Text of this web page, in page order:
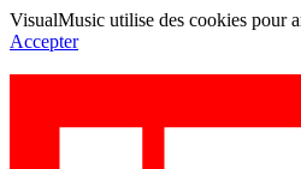
VisualMusic utilise des cookies pour
Accepter